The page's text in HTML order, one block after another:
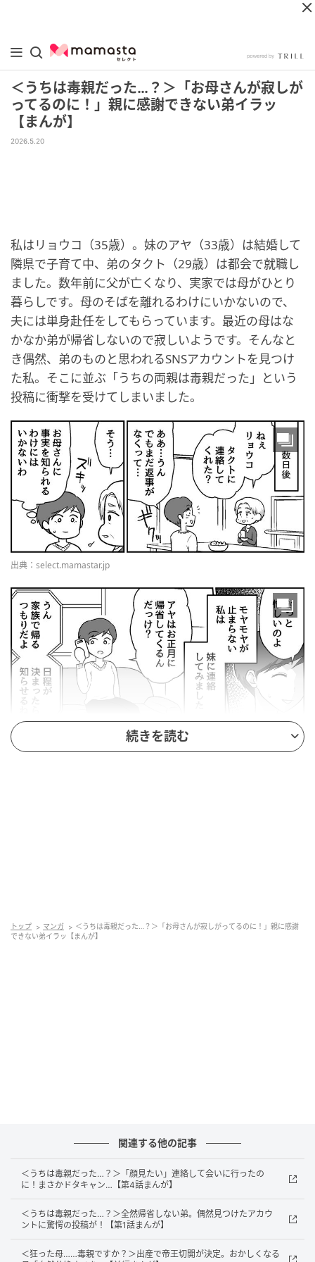
＜うちは毒親だった…？＞「お母さんが寂しが
ってるのに！」親に感謝できない弟イラッ
【まんが】
2026.5.20
私はリョウコ（35歳）。妹のアヤ（33歳）は結婚して
隣県で子育て中、弟のタクト（29歳）は都会で就職し
ました。数年前に父が亡くなり、実家では母がひとり
暮らしです。母のそばを離れるわけにいかないので、
夫には単身赴任をしてもらっています。最近の母はな
かなか弟が帰省しないので寂しいようです。そんなと
き偶然、弟のものと思われるSNSアカウントを見つけ
た私。そこに並ぶ「うちの両親は毒親だった」という
投稿に衝撃を受けてしまいました。
出典：select.mamastar.jp
出典：select.mamastar.jp
外にも妹は、どうでもいいといった様子です。「見な
かったことにして放っておけば？」とあっさりした言
葉が返ってきました。
続きを読む
トップ マンガ
＜うちは毒親だった…？＞「お母さんが寂しがってるのに！」親に感謝
できない弟イラッ【まんが】
関連する他の記事
＜うちは毒親だった…？＞「顔見たい」連絡して会いに行ったの
に！まさかドタキャン…【第4話まんが】
＜うちは毒親だった…？＞全然帰省しない弟。偶然見つけたアカウ
ントに驚愕の投稿が！【第1話まんが】
＜狂った母……毒親ですか？＞出産で帝王切開が決定。おかしくなる